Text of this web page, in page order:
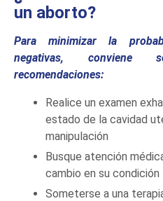
un aborto?
Para minimizar la
negativas, conviene
recomendaciones:
Realice un examen
estado de la cavidad
manipulación
Busque atención
cambio en su condición
Someterse a una